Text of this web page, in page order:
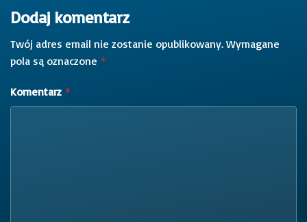
Dodaj komentarz
Twój adres email nie zostanie opublikowany. Wymagane
pola są oznaczone *
Komentarz *